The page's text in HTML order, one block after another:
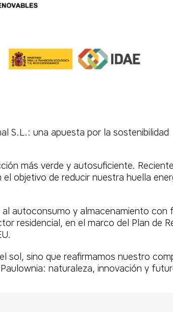
S.L.: una apuesta por la sostenibilidad
más verde y autosuficiente.
objetivo de reducir nuestra huella
autoconsumo y almacenamiento con
residencial, en el marco del Plan de
sol, sino que reafirmamos nuestro
naturaleza, innovación y